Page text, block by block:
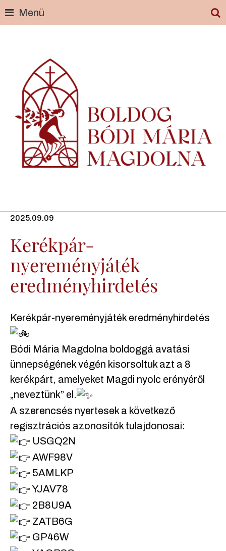
Menü
2025.09.09
Kerékpár-
nyereményjáték
eredményhirdetés
Kerékpár-nyereményjáték eredményhirdetés
Bódi Mária Magdolna boldoggá avatási
ünnepségének végén kisorsoltuk azt a 8
kerékpárt, amelyeket Magdi nyolc erényéről
„neveztünk” el.
A szerencsés nyertesek a következő
regisztrációs azonosítók tulajdonosai:
USGQ2N
AWF98V
5AMLKP
YJAV78
2B8U9A
ZATB6G
GP46W